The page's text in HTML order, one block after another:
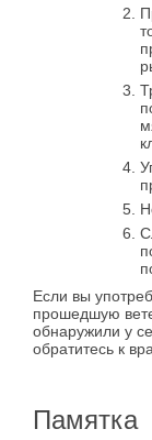
Если вы
прошедшую
обнаружили у
обратитесь к
Памятка